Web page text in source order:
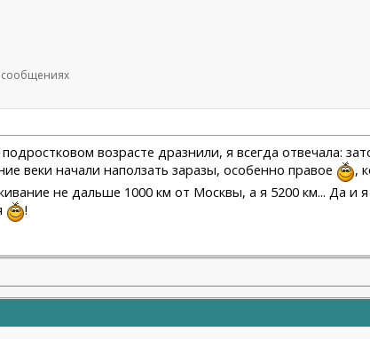
сообщениях
возрасте дразнили, я всегда отвечала:
веки начали наползать заразы, особенно правое
,
не дальше 1000 км от Москвы, а я 5200 км... Да и
!